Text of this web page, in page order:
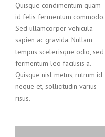
Quisque condimentum quam
id felis fermentum commodo.
Sed ullamcorper vehicula
sapien ac gravida. Nullam
tempus scelerisque odio, sed
fermentum leo facilisis a.
Quisque nisl metus, rutrum id
neque et, sollicitudin varius
risus.